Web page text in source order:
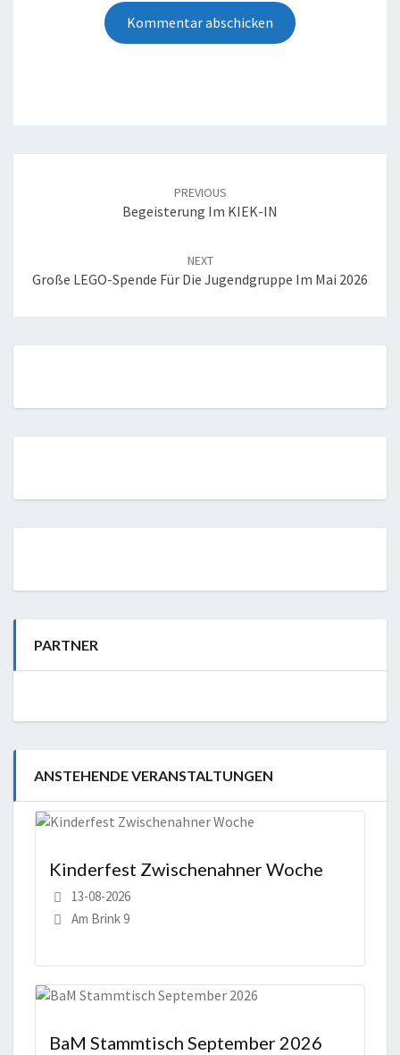
PREVIOUS
Begeisterung Im KIEK-IN
NEXT
Große LEGO-Spende Für Die Jugendgruppe Im Mai 2026
PARTNER
ANSTEHENDE VERANSTALTUNGEN
Kinderfest Zwischenahner Woche
13-08-2026
Am Brink 9
BaM Stammtisch September 2026